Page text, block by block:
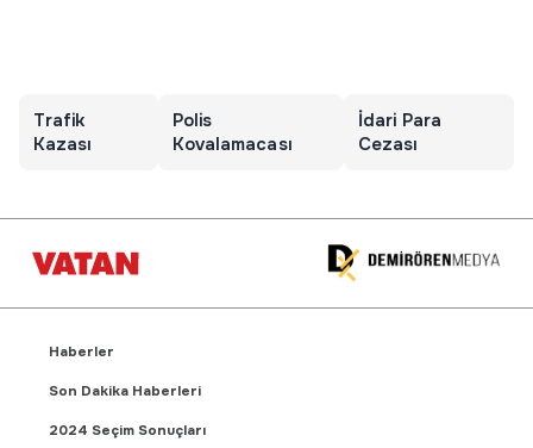
Trafik
Kazası
Polis
Kovalamacası
İdari Para
Cezası
Haberler
Son Dakika Haberleri
2024 Seçim Sonuçları